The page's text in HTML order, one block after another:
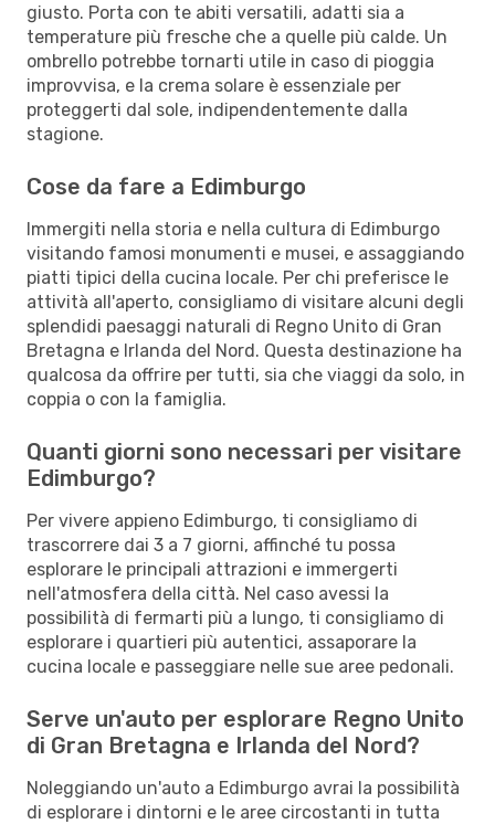
giusto. Porta con te abiti versatili, adatti sia a
temperature più fresche che a quelle più calde. Un
ombrello potrebbe tornarti utile in caso di pioggia
improvvisa, e la crema solare è essenziale per
proteggerti dal sole, indipendentemente dalla
stagione.
Cose da fare a Edimburgo
Immergiti nella storia e nella cultura di Edimburgo
visitando famosi monumenti e musei, e assaggiando
piatti tipici della cucina locale. Per chi preferisce le
attività all'aperto, consigliamo di visitare alcuni degli
splendidi paesaggi naturali di Regno Unito di Gran
Bretagna e Irlanda del Nord. Questa destinazione ha
qualcosa da offrire per tutti, sia che viaggi da solo, in
coppia o con la famiglia.
Quanti giorni sono necessari per visitare
Edimburgo?
Per vivere appieno Edimburgo, ti consigliamo di
trascorrere dai 3 a 7 giorni, affinché tu possa
esplorare le principali attrazioni e immergerti
nell'atmosfera della città. Nel caso avessi la
possibilità di fermarti più a lungo, ti consigliamo di
esplorare i quartieri più autentici, assaporare la
cucina locale e passeggiare nelle sue aree pedonali.
Serve un'auto per esplorare Regno Unito
di Gran Bretagna e Irlanda del Nord?
Noleggiando un'auto a Edimburgo avrai la possibilità
di esplorare i dintorni e le aree circostanti in tutta